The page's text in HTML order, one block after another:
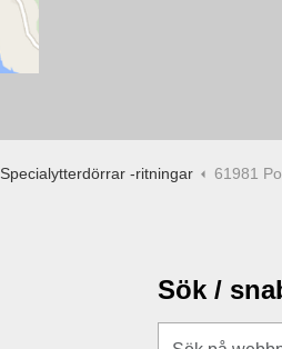
Specialytterdörrar -ritningar 61981
Sök /